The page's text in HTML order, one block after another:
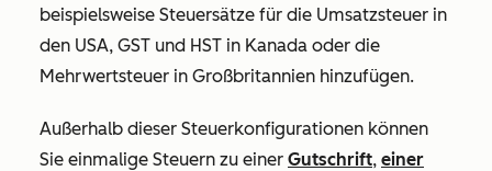
beispielsweise Steuersätze für die Umsatzsteuer in
den USA, GST und HST in Kanada oder die
Mehrwertsteuer in Großbritannien hinzufügen.
Außerhalb dieser Steuerkonfigurationen können
Sie einmalige Steuern zu einer Gutschrift, einer